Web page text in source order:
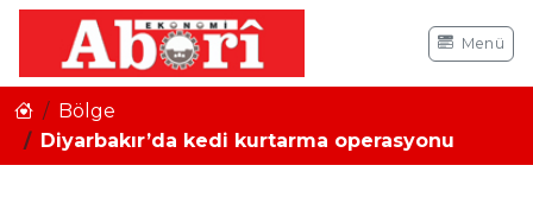
Menü
Bölge
Diyarbakır’da kedi kurtarma operasyonu